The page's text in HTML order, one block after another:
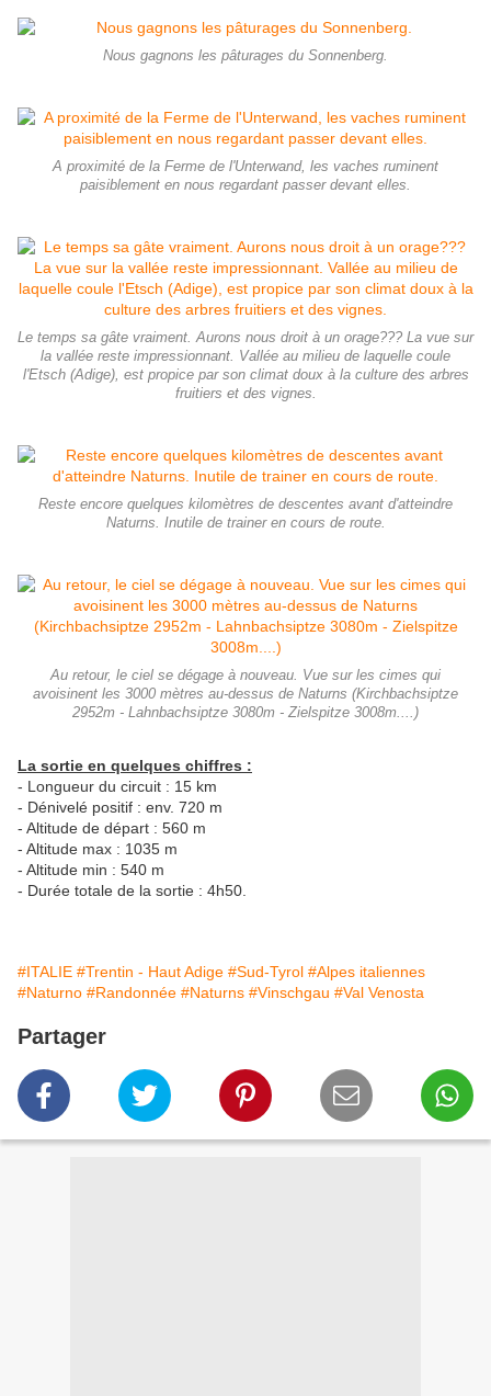
Nous gagnons les pâturages du Sonnenberg.
A proximité de la Ferme de l'Unterwand, les vaches ruminent
paisiblement en nous regardant passer devant elles.
Le temps sa gâte vraiment. Aurons nous droit à un orage??? La vue sur
la vallée reste impressionnant. Vallée au milieu de laquelle coule
l'Etsch (Adige), est propice par son climat doux à la culture des arbres
fruitiers et des vignes.
Reste encore quelques kilomètres de descentes avant d'atteindre
Naturns. Inutile de trainer en cours de route.
Au retour, le ciel se dégage à nouveau. Vue sur les cimes qui
avoisinent les 3000 mètres au-dessus de Naturns (Kirchbachsiptze
2952m - Lahnbachsiptze 3080m - Zielspitze 3008m....)
La sortie en quelques chiffres :
- Longueur du circuit : 15 km
- Dénivelé positif : env. 720 m
- Altitude de départ : 560 m
- Altitude max : 1035 m
- Altitude min : 540 m
- Durée totale de la sortie : 4h50.
#ITALIE #Trentin - Haut Adige #Sud-Tyrol #Alpes italiennes
#Naturno #Randonnée #Naturns #Vinschgau #Val Venosta
Partager